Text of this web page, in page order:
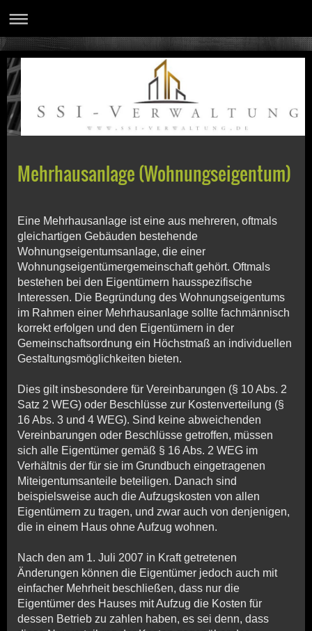
Mehrhausanlage (Wohnungseigentum)
Eine Mehrhausanlage ist eine aus mehreren, oftmals
gleichartigen Gebäuden bestehende
Wohnungseigentumsanlage, die einer
Wohnungseigentümergemeinschaft gehört. Oftmals
bestehen bei den Eigentümern hausspezifische
Interessen. Die Begründung des Wohnungseigentums
im Rahmen einer Mehrhausanlage sollte fachmännisch
korrekt erfolgen und den Eigentümern in der
Gemeinschaftsordnung ein Höchstmaß an individuellen
Gestaltungsmöglichkeiten bieten.
Dies gilt insbesondere für Vereinbarungen (§ 10 Abs. 2
Satz 2 WEG) oder Beschlüsse zur Kostenverteilung (§
16 Abs. 3 und 4 WEG). Sind keine abweichenden
Vereinbarungen oder Beschlüsse getroffen, müssen
sich alle Eigentümer gemäß § 16 Abs. 2 WEG im
Verhältnis der für sie im Grundbuch eingetragenen
Miteigentumsanteile beteiligen. Danach sind
beispielsweise auch die Aufzugskosten von allen
Eigentümern zu tragen, und zwar auch von denjenigen,
die in einem Haus ohne Aufzug wohnen.
Nach den am 1. Juli 2007 in Kraft getretenen
Änderungen können die Eigentümer jedoch auch mit
einfacher Mehrheit beschließen, dass nur die
Eigentümer des Hauses mit Aufzug die Kosten für
dessen Betrieb zu zahlen haben, es sei denn, dass